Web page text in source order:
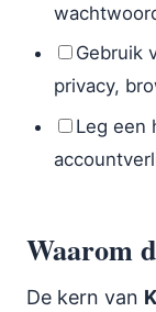
Gebruik
privacy,
Leg een
Waarom
De kern van